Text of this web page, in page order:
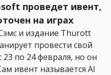
проведет ивент,
на играх
и издание Thurott
провести свой
по 24 февраля, но он
ивент называется AI